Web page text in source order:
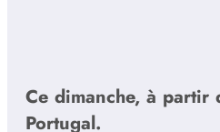
Ce dimanche, à partir
Portugal.